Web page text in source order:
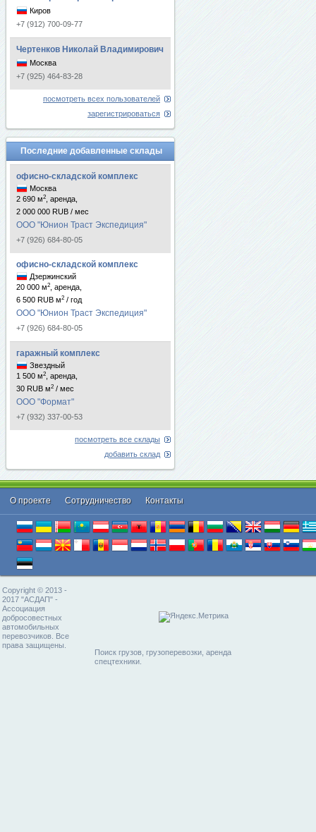
Киров
+7 (912) 700-09-77
Чертенков Николай Владимирович
Москва
+7 (925) 464-83-28
посмотреть всех пользователей
зарегистрироваться
Последние добавленные склады
офисно-складской комплекс
Москва
2 690 м2
, аренда,
2 000 000 RUB / мес
ООО "Юнион Траст Экспедиция"
+7 (926) 684-80-05
офисно-складской комплекс
Дзержинский
20 000 м2
, аренда,
6 500 RUB м2 / год
ООО "Юнион Траст Экспедиция"
+7 (926) 684-80-05
гаражный комплекс
Звездный
1 500 м2
, аренда,
30 RUB м2 / мес
ООО "Формат"
+7 (932) 337-00-53
посмотреть все склады
добавить склад
О проекте Cотрудничество Контакты
Copyright © 2013 -
2017 "АСДАП" -
Ассоциация
добросовестных
автомобильных
перевозчиков. Все
права защищены.
Поиск грузов, грузоперевозки, аренда
спецтехники.